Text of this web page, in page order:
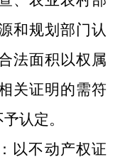
和规划部门认
法面积以权属
关证明的需符
认定。
以不动产权证